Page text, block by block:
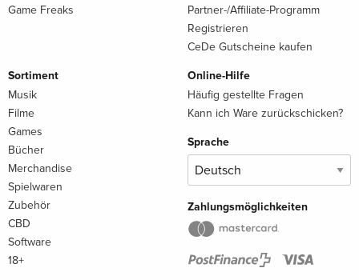
Game Freaks
Partner-/Affiliate-Programm
Registrieren
CeDe Gutscheine kaufen
Sortiment
Musik
Filme
Games
Bücher
Merchandise
Spielwaren
Zubehör
CBD
Software
18+
Online-Hilfe
Häufig gestellte Fragen
Kann ich Ware zurückschicken?
Sprache
Zahlungsmöglichkeiten